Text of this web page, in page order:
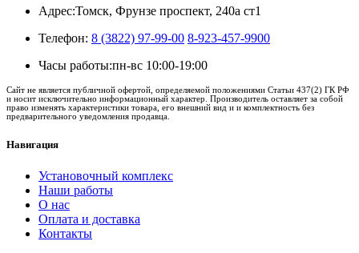
Адрес:Томск, Фрунзе проспект, 240а ст1
Телефон: 8 (3822) 97-99-00 8-923-457-9900
Часы работы:пн-вс 10:00-19:00
Сайт не является публичной офертой, определяемой положениями Статьи 437(2) ГК РФ
и носит исключительно информационный характер. Производитель оставляет за собой
право изменять характеристики товара, его внешний вид и и комплектность без
предварительного уведомления продавца.
Навигация
Установочный комплекс
Наши работы
О нас
Оплата и доставка
Контакты